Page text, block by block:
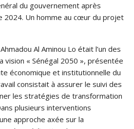
du gouvernement après
2024. Un homme au cœur du projet
Al Aminou Lo était l’un des
vision « Sénégal 2050 », présentée
économique et institutionnelle du
consistait à assurer le suivi des
les stratégies de transformation
plusieurs interventions
approche axée sur la